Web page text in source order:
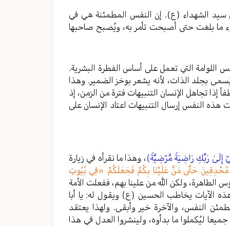
سيد الشهداء (ع). إن النفس المطمئنة هي في
ما بلغت حتى أصبحت تأمر به، ويُصبح صاحبها
التي تعمل على أساس الفطرة البشرية.
بجلد الذات، لأنه يشعر بوخز الضمير. وهذا
تجاهل الإنسان التنبيهات فترة من الزمن، إذ
هذه النفس إرسال التنبيهات اعتاد الإنسان على
إِلَىٰ رَبِّكِ رَاضِيَةࣰ مَّرۡضِيَّةࣰ)، وهذا ما نقرأه في زيارة
مُحْدِقِينَ حَتَّى مَنَّ عَلَيْنَا بِكُمْ فَجَعَلَكُمْ «فِي بُيُوتٍ
الطاهرة، ولكن الله من علينا بهم، ففعلت الأمة
الآيات يخاطب الحسين (ع) ويقول له: يا أبا
النفس، والآخرة خير وأبقى. ولهذا يعتقد
ليُكملوا ما بدأوه، ولينشروا العدل في هذا